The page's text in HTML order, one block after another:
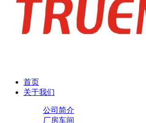
首页
关于我们
公司简介
厂房车间